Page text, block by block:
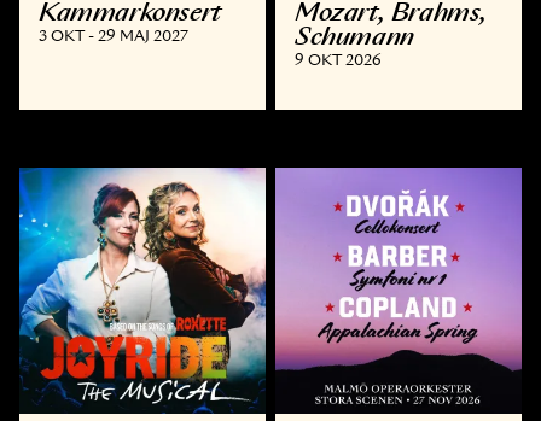
Kammar­konsert
3 OKT - 29 MAJ 2027
Mozart, Brahms,
Schumann
9 OKT 2026